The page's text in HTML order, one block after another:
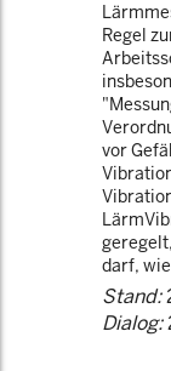
Regel
vor
darf,
Stand:
Dialog: